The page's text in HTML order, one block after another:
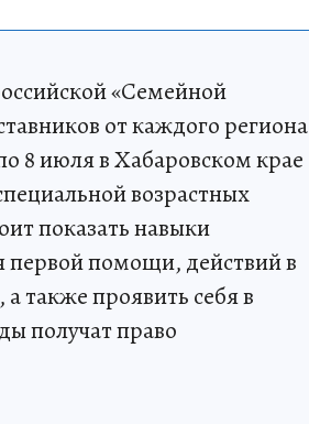
«Семейной
от каждого региона
8 июля в Хабаровском крае
возрастных
показать навыки
первой помощи, действий в
также проявить себя в
получат право